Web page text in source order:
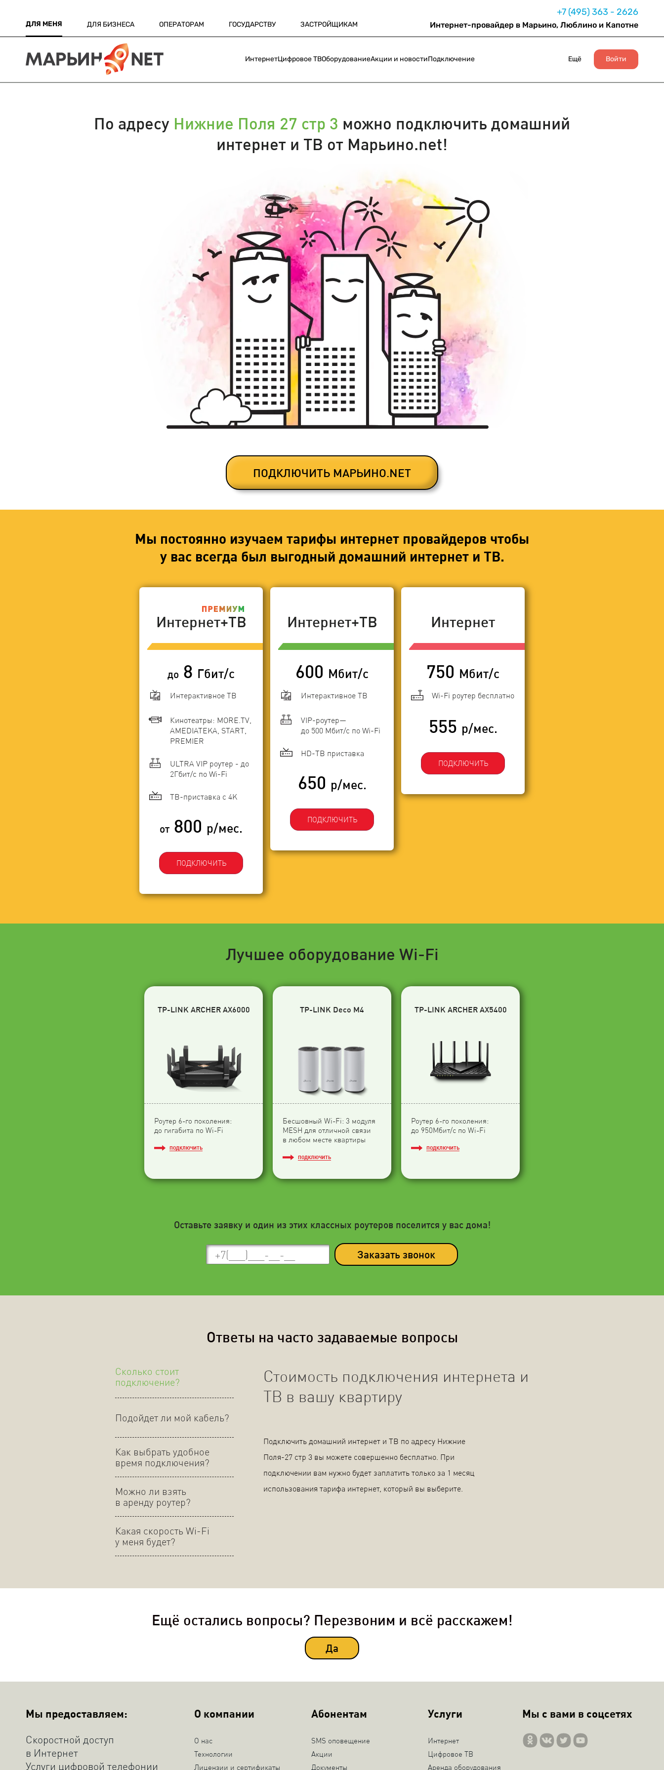
ДЛЯ МЕНЯ ДЛЯ БИЗНЕСА ОПЕРАТОРАМ ГОСУДАРСТВУ ЗАСТРОЙЩИКАМ
+7 (495) 363 - 2626
Интернет-провайдер в Марьино, Люблино и Капотне
ИнтернетЦифровое ТВОборудованиеАкции и новостиПодключение Ещё Войти
По адресу Нижние Поля 27 стр 3 можно подключить домашний
интернет и ТВ от Марьино.net!
ПОДКЛЮЧИТЬ МАРЬИНО.NET
Мы постоянно изучаем тарифы интернет провайдеров чтобы
у вас всегда был выгодный домашний интернет и ТВ.
Интернет+ТВ
до 8 Гбит/с
Интерактивное ТВ
Кинотеатры: MORE.TV,
AMEDIATEKA, START,
PREMIER
ULTRA VIP роутер - до
2Гбит/c по Wi-Fi
ТВ-приставка с 4K
от 800 р/мес.
ПОДКЛЮЧИТЬ
Интернет+ТВ
600 Мбит/с
Интерактивное ТВ
VIP-роутер—
до 500 Мбит/с по Wi-Fi
HD-ТВ приставка
650 р/мес.
ПОДКЛЮЧИТЬ
Интернет
750 Мбит/с
Wi-Fi роутер бесплатно
555 р/мес.
ПОДКЛЮЧИТЬ
Лучшее оборудование Wi-Fi
TP-LINK ARCHER AX6000
Роутер 6-го поколения:
до гигабита по Wi-Fi
ПОДКЛЮЧИТЬ
TP-LINK Deco M4
Бесшовный Wi-Fi: 3 модуля
МESH для отличной связи
в любом месте квартиры
ПОДКЛЮЧИТЬ
TP-LINK ARCHER AX5400
Роутер 6-го поколения:
до 950Мбит/с по Wi-Fi
ПОДКЛЮЧИТЬ
Оставьте заявку и один из этих классных роутеров поселится у вас дома!
Заказать звонок
Ответы на часто задаваемые вопросы
Сколько стоит
подключение?
Подойдет ли мой кабель?
Как выбрать удобное
время подключения?
Можно ли взять
в аренду роутер?
Какая скорость Wi-Fi
у меня будет?
Стоимость подключения интернета и
ТВ в вашу квартиру
Подключить домашний интернет и ТВ по адресу Нижние
Поля-27 стр 3 вы можете совершенно бесплатно. При
подключении вам нужно будет заплатить только за 1 месяц
использования тарифа интернет, который вы выберите.
Ещё остались вопросы? Перезвоним и всё расскажем!
Да
Мы предоставляем:
Скоростной доступ
в Интернет
Услуги цифровой телефонии
О компании
О нас
Технологии
Лицензии и сертификаты
Абонентам
SMS оповещение
Акции
Документы
Услуги
Интернет
Цифровое ТВ
Аренда оборудования
Мы с вами в соцсетях